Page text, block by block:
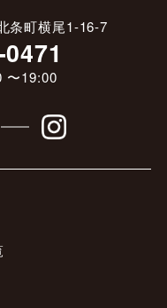
条町横尾1-16-7
〜19:00